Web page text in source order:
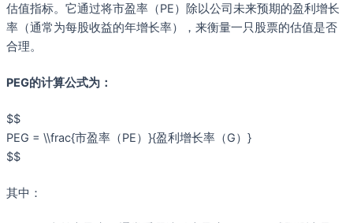
估值指标。它通过将市盈率（PE）除以公司未来预期的盈利增长
率（通常为每股收益的年增长率），来衡量一只股票的估值是否
合理。
PEG的计算公式为：
$$
PEG = \\frac{市盈率（PE）}{盈利增长率（G）}
$$
其中：